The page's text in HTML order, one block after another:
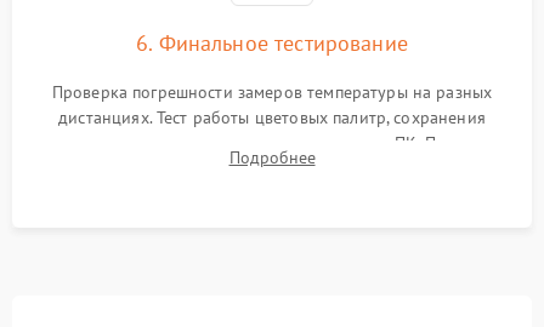
6. Финальное тестирование
Проверка погрешности замеров температуры на разных
дистанциях. Тест работы цветовых палитр, сохранения
термограмм в память и передачи данных на ПК. Проверка
автономности работы и итоговый контроль качества.
Подробнее